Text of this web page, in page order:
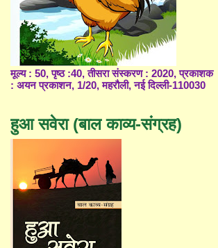
मूल्य : 50, पृष्ठ :40, तीसरा संस्करण : 2020, प्रकाशक
: अयन प्रकाशन, 1/20, महरौली, नई दिल्ली-110030
हुआ सवेरा (बाल काव्य-संग्रह)